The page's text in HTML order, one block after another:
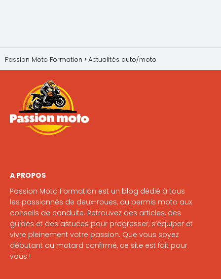
Passion Moto Formation Actualités auto/moto
A PROPOS
Passion Moto Formation est un blog dédié à tous
les passionnés de deux-roues, du permis moto aux
conseils de conduite. Retrouvez des articles, des
guides et des astuces pour progresser, s’équiper et
vivre pleinement votre passion. Que vous soyez
débutant ou motard confirmé, ce site est fait pour
vous !